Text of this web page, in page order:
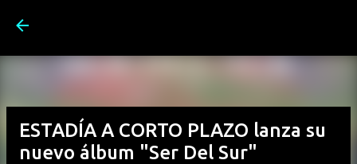
ESTADÍA A CORTO PLAZO lanza su
nuevo álbum "Ser Del Sur"